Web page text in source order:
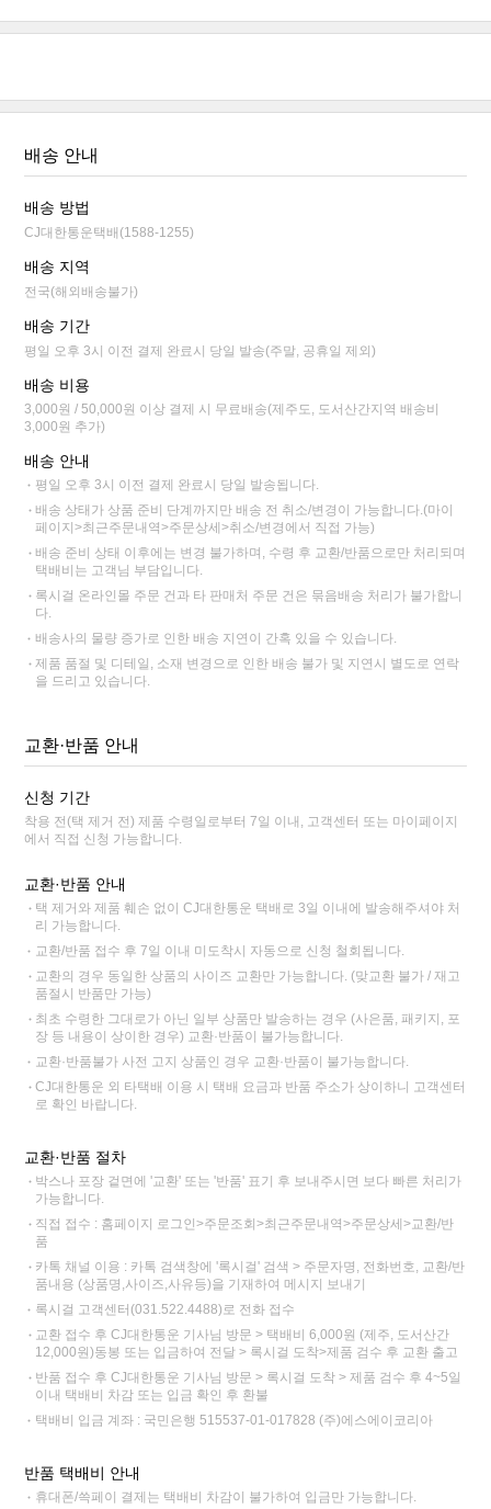
배송 안내
배송 방법
CJ대한통운택배(1588-1255)
배송 지역
전국(해외배송불가)
배송 기간
평일 오후 3시 이전 결제 완료시 당일 발송(주말, 공휴일 제외)
배송 비용
3,000원 / 50,000원 이상 결제 시 무료배송(제주도, 도서산간지역 배송비
3,000원 추가)
배송 안내
평일 오후 3시 이전 결제 완료시 당일 발송됩니다.
배송 상태가 상품 준비 단계까지만 배송 전 취소/변경이 가능합니다.(마이
페이지>최근주문내역>주문상세>취소/변경에서 직접 가능)
배송 준비 상태 이후에는 변경 불가하며, 수령 후 교환/반품으로만 처리되며
택배비는 고객님 부담입니다.
록시걸 온라인몰 주문 건과 타 판매처 주문 건은 묶음배송 처리가 불가합니
다.
배송사의 물량 증가로 인한 배송 지연이 간혹 있을 수 있습니다.
제품 품절 및 디테일, 소재 변경으로 인한 배송 불가 및 지연시 별도로 연락
을 드리고 있습니다.
교환·반품 안내
신청 기간
착용 전(택 제거 전) 제품 수령일로부터 7일 이내, 고객센터 또는 마이페이지
에서 직접 신청 가능합니다.
교환·반품 안내
택 제거와 제품 훼손 없이 CJ대한통운 택배로 3일 이내에 발송해주셔야 처
리 가능합니다.
교환/반품 접수 후 7일 이내 미도착시 자동으로 신청 철회됩니다.
교환의 경우 동일한 상품의 사이즈 교환만 가능합니다. (맞교환 불가 / 재고
품절시 반품만 가능)
최초 수령한 그대로가 아닌 일부 상품만 발송하는 경우 (사은품, 패키지, 포
장 등 내용이 상이한 경우) 교환·반품이 불가능합니다.
교환·반품불가 사전 고지 상품인 경우 교환·반품이 불가능합니다.
CJ대한통운 외 타택배 이용 시 택배 요금과 반품 주소가 상이하니 고객센터
로 확인 바랍니다.
교환·반품 절차
박스나 포장 겉면에 '교환' 또는 '반품' 표기 후 보내주시면 보다 빠른 처리가
가능합니다.
직접 접수 : 홈페이지 로그인>주문조회>최근주문내역>주문상세>교환/반
품
카톡 채널 이용 : 카톡 검색창에 '록시걸' 검색 > 주문자명, 전화번호, 교환/반
품내용 (상품명,사이즈,사유등)을 기재하여 메시지 보내기
록시걸 고객센터(031.522.4488)로 전화 접수
교환 접수 후 CJ대한통운 기사님 방문 > 택배비 6,000원 (제주, 도서산간
12,000원)동봉 또는 입금하여 전달 > 록시걸 도착>제품 검수 후 교환 출고
반품 접수 후 CJ대한통운 기사님 방문 > 록시걸 도착 > 제품 검수 후 4~5일
이내 택배비 차감 또는 입금 확인 후 환불
택배비 입금 계좌 : 국민은행 515537-01-017828 (주)에스에이코리아
반품 택배비 안내
휴대폰/쓱페이 결제는 택배비 차감이 불가하여 입금만 가능합니다.